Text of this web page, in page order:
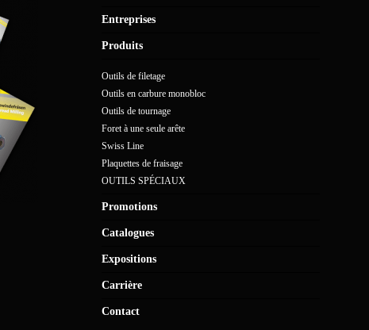
Entreprises
Produits
Outils de filetage
Outils en carbure monobloc
Outils de tournage
Foret à une seule arête
Swiss Line
Plaquettes de fraisage
OUTILS SPÉCIAUX
Promotions
Catalogues
Expositions
Carrière
Contact